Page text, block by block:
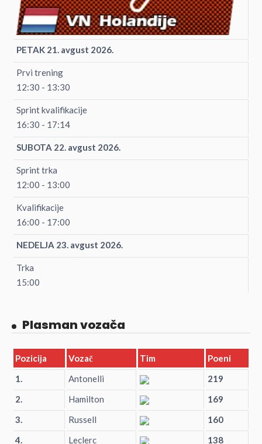
PETAK 21. avgust 2026.
Prvi trening
12:30 - 13:30
Sprint kvalifikacije
16:30 - 17:14
SUBOTA 22. avgust 2026.
Sprint trka
12:00 - 13:00
Kvalifikacije
16:00 - 17:00
NEDELJA 23. avgust 2026.
Trka
15:00
Plasman vozača
Pozicija Vozač Tim
Poeni
1.
Antonelli
219
2.
Hamilton
169
3.
Russell
160
4.
Leclerc
138